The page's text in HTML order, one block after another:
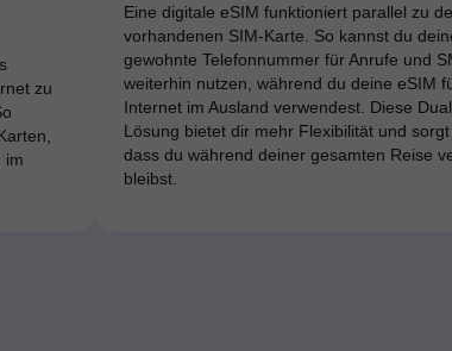
zu
im
Eine digitale eSIM funktioniert parallel zu
vorhandenen SIM-Karte. So kannst du
gewohnte Telefonnummer für Anrufe und
weiterhin nutzen, während du deine eSIM
Internet im Ausland verwendest. Diese
Lösung bietet dir mehr Flexibilität und sorgt
dass du während deiner gesamten Reise
bleibst.